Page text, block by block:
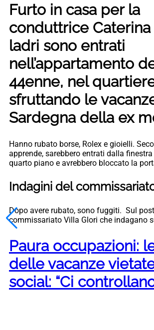
Furto in casa per la
conduttrice Caterina
ladri sono entrati
nell’appartamento
44enne, nel
sfruttando le
Sardegna della ex
Hanno rubato borse, Rolex e gioielli.
apprende, sarebbero entrati dalla
quarto piano e avrebbero bloccato la
Indagini del
Dopo avere rubato, sono fuggiti. Sul
commissariato Villa Glori che indagano
Paura occupazioni:
delle vacanze
social: “Ci